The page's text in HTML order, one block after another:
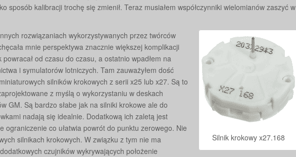
sposób kalibracji trochę się zmienił. Teraz musiałem współczynniki wielomianów zaszyć w
Silnik krokowy x27.168
rozwiązaniach wykorzystywanych przez twórców
mnie perspektywa znacznie większej komplikacji
od czasu do czasu, a ostatnio wpadłem na
i symulatorów lotniczych. Tam zauważyłem dość
silników krokowych z serii x25 lub x27. Są to
z myślą o wykorzystaniu w deskach
GM. Są bardzo słabe jak na silniki krokowe ale do
nadają się idealnie. Dodatkową ich zaletą jest
ograniczenie co ułatwia powrót do punktu zerowego. Nie
silnikach krokowych. W związku z tym nie ma
czujników wykrywających położenie